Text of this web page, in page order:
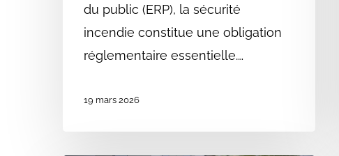
du public (ERP), la sécurité
incendie constitue une obligation
réglementaire essentielle.…
19 mars 2026